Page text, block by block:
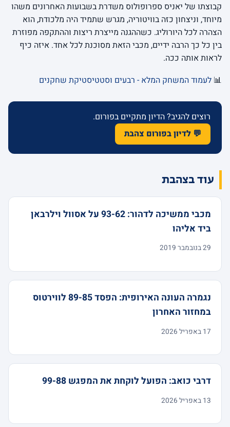
קבוצתו של יאניס ספרופולוס משדרת בשבועות האחרונים משהו
מיוחד, וניצחון כזה בוויטוריה, מגרש שתמיד היה מלכודת, הוא
הצהרה לכל היורוליג. כשההגנה מייצרת ריצות וההתקפה מפוזרת
בין כל כך הרבה ידיים, מכבי הזאת מסוכנת לכל אחד. איזה כיף
לראות אותה ככה.
📊 לעמוד המשחק המלא - רבעים וסטטיסטיקת שחקנים
רוצים להגיב? הדיון מתקיים בפורום.
💬 לדיון בפורום צהבת
עוד בצהבת
מכבי ממשיכה לדהור: 93-62 על אסוול וילרבאן
ביד אליהו
29 בנובמבר 2019
נגמרה העונה האירופית: הפסד 89-85 לווירטוס
במחזור האחרון
17 באפריל 2026
דרבי כואב: הפועל לוקחת את המפגש 99-88
13 באפריל 2026